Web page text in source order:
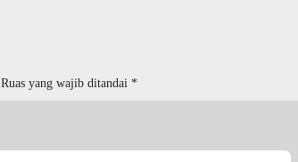
Ruas yang wajib ditandai *